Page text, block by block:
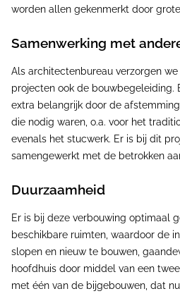
worden allen gekenmerkt door
Samenwerking met
Als architectenbureau verzorgen
projecten ook de bouwbegeleiding.
extra belangrijk door de
die nodig waren, o.a. voor het
evenals het stucwerk. Er is bij dit
samengewerkt met de betrokken
Duurzaamheid
Er is bij deze verbouwing optimaal
beschikbare ruimten, waardoor de
slopen en nieuw te bouwen,
hoofdhuis door middel van een
met één van de bijgebouwen, dat